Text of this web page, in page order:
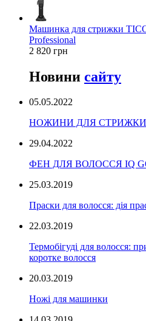
Машинка для стрижки
Professional
2 820 грн
Новини сайту
05.05.2022
НОЖИНИ ДЛЯ СТРИЖКИ
29.04.2022
ФЕН ДЛЯ ВОЛОССЯ IQ
25.03.2019
Праски для волосся: дія
22.03.2019
Термобігуді для волосся:
коротке волосся
20.03.2019
Ножі для машинки